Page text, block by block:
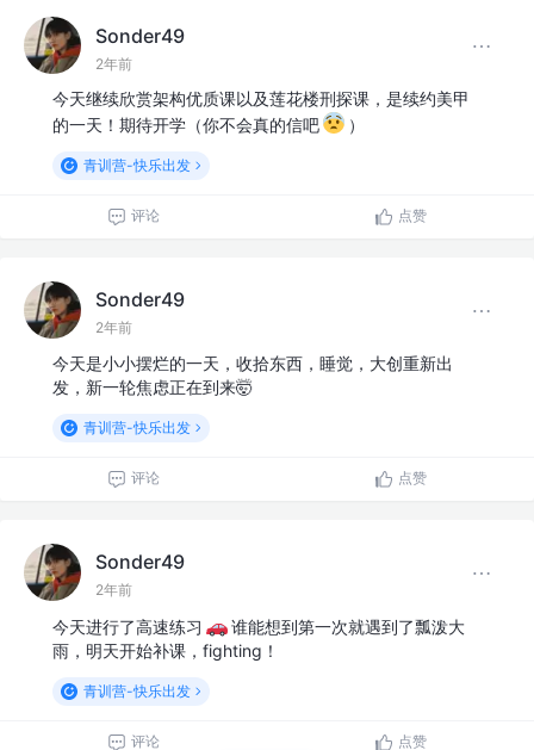
Sonder49
2年前
今天继续欣赏架构优质课以及莲花楼刑探课，是续约美甲
的一天！期待开学（你不会真的信吧
）
青训营-快乐出发
评论 点赞
Sonder49
2年前
今天是小小摆烂的一天，收拾东西，睡觉，大创重新出
发，新一轮焦虑正在到来🤯
青训营-快乐出发
评论 点赞
Sonder49
2年前
今天进行了高速练习
谁能想到第一次就遇到了瓢泼大
雨，明天开始补课，fighting！
青训营-快乐出发
评论 点赞